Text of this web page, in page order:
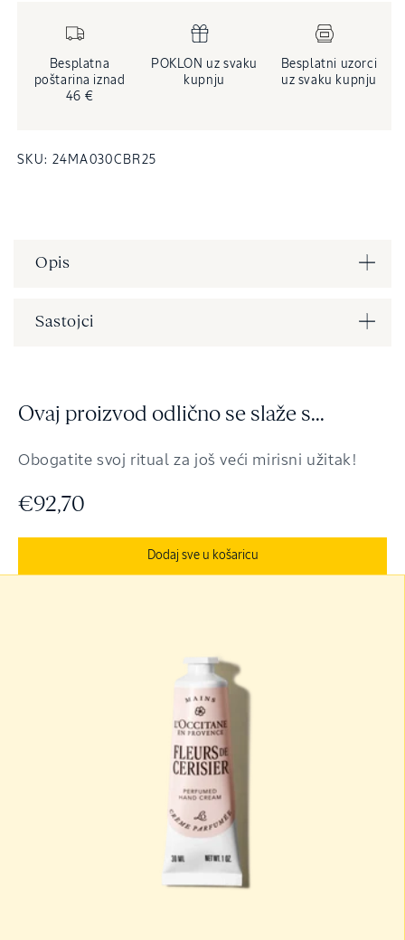
Fleurs
Cerisier
-
putno
Cerisier
-
putno
Besplatna
poštarina iznad
46 €
POKLON uz svaku
kupnju
Besplatni uzorci
uz svaku kupnju
SKU: INVENTARNA
24MA030CBR25
Opis
Sastojci
Ovaj proizvod odlično se slaže s...
Obogatite svoj ritual za još veći mirisni užitak!
€92,70
Dodaj sve u košaricu